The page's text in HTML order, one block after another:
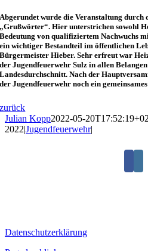
Abgerundet wurde die Veranstaltung durch
„Grußwörter“. Hier unterstrichen sowohl
Bedeutung von qualifiziertem Nachwuchs
ein wichtiger Bestandteil im öffentlichen
Bürgermeister Hieber. Sehr erfreut war
der Jugendfeuerwehr Sulz in allen
Landesdurchschnitt. Nach der
der Jugendfeuerwehr noch ein gemeinsames
zurück
Julian Kopp2022-05-
2022|Jugendfeuerwehr|
Datenschutzerklärung